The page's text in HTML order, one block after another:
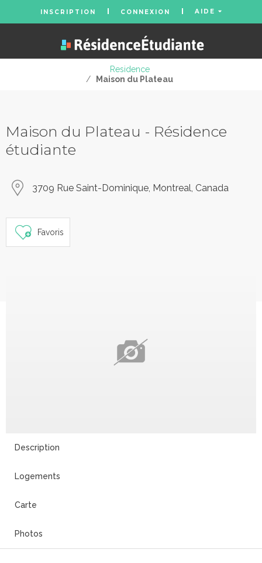
INSCRIPTION CONNEXION AIDE
Residence
/
Maison du Plateau
Maison du Plateau - Résidence
étudiante
3709 Rue Saint-Dominique, Montreal, Canada
Favoris
Description
Logements
Carte
Photos